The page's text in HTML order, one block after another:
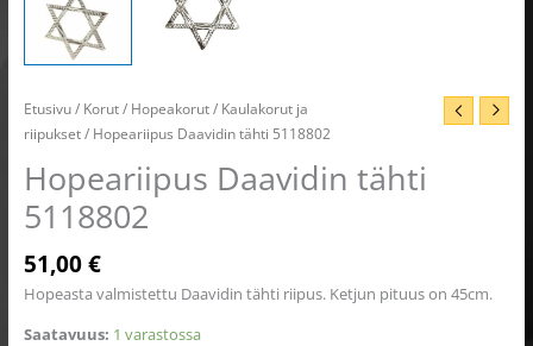
Etusivu/ Korut/ Hopeakorut/ Kaulakorut ja
riipukset/ Hopeariipus Daavidin tähti 5118802
Hopeariipus Daavidin tähti
5118802
51,00€
Hopeasta valmistettu Daavidin tähti riipus. Ketjun pituus on 45cm.
Saatavuus: 1 varastossa